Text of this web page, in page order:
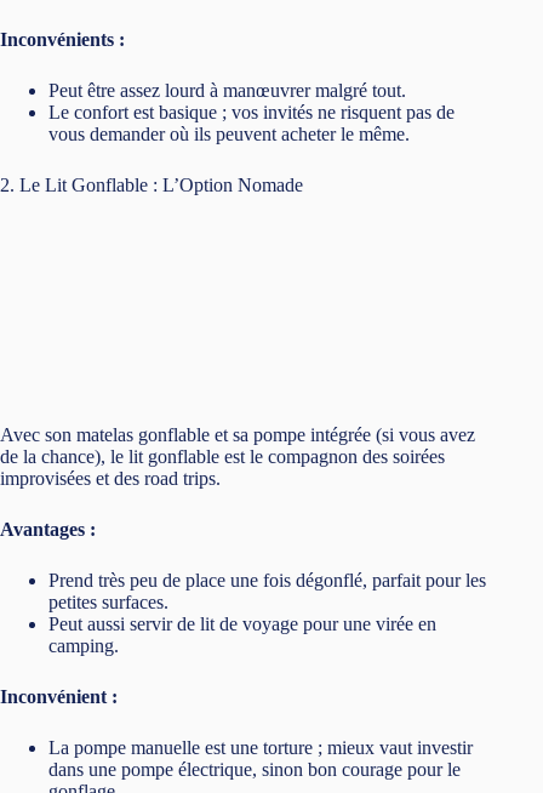
Avec son matelas gonflable et sa pompe intégrée (si vous avez
de la chance), le lit gonflable est le compagnon des soirées
La pompe manuelle est une torture ; mieux vaut investir
dans une pompe électrique, sinon bon courage pour le
gonflage.
3. La Banquette BZ : Le Polyvalent du Salon
Le BZ, c’est le canapé-lit version pratique. D’un simple geste, il
passe de canapé à lit en quelques secondes. Idéal pour ceux qui
aiment avoir un meuble deux-en-un.
Avantages :
Esthétiquement, il se fond bien dans un salon.
Se déplie facilement pour accueillir un invité en urgence.